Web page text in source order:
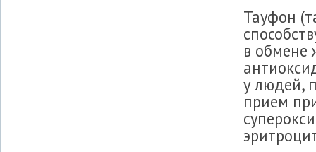
Тауфон
в обмене
у людей,
прием